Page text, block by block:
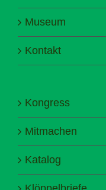
Museum
Kontakt
Kongress
Mitmachen
Katalog